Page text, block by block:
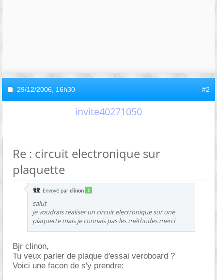
29/12/2006, 16h30 #2
invite40271050
Re : circuit electronique sur
plaquette
Envoyé par clinon
salut
je voudrais realiser un circuit electronique sur une
plaquette mais je connais pas les méthodes merci
Bjr clinon,
Tu veux parler de plaque d'essai veroboard ?
Voici une facon de s'y prendre: